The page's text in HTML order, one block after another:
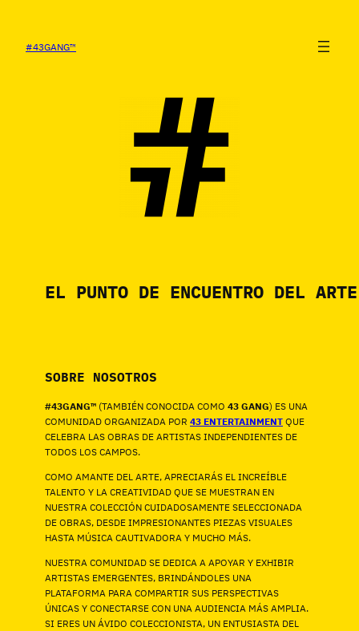
CONTENIDO
#43GANG™
EL PUNTO DE ENCUENTRO DEL
SOBRE NOSOTROS
#43GANG™ (TAMBIÉN CONOCIDA COMO 43 GANG) ES UNA
COMUNIDAD ORGANIZADA POR 43 ENTERTAINMENT QUE
CELEBRA LAS OBRAS DE ARTISTAS INDEPENDIENTES DE
TODOS LOS CAMPOS.
COMO AMANTE DEL ARTE, APRECIARÁS EL INCREÍBLE
TALENTO Y LA CREATIVIDAD QUE SE MUESTRAN EN
NUESTRA COLECCIÓN CUIDADOSAMENTE SELECCIONADA
DE OBRAS, DESDE IMPRESIONANTES PIEZAS VISUALES
HASTA MÚSICA CAUTIVADORA Y MUCHO MÁS.
NUESTRA COMUNIDAD SE DEDICA A APOYAR Y EXHIBIR
ARTISTAS EMERGENTES, BRINDÁNDOLES UNA
PLATAFORMA PARA COMPARTIR SUS PERSPECTIVAS
ÚNICAS Y CONECTARSE CON UNA AUDIENCIA MÁS AMPLIA.
SI ERES UN ÁVIDO COLECCIONISTA, UN ENTUSIASTA DEL